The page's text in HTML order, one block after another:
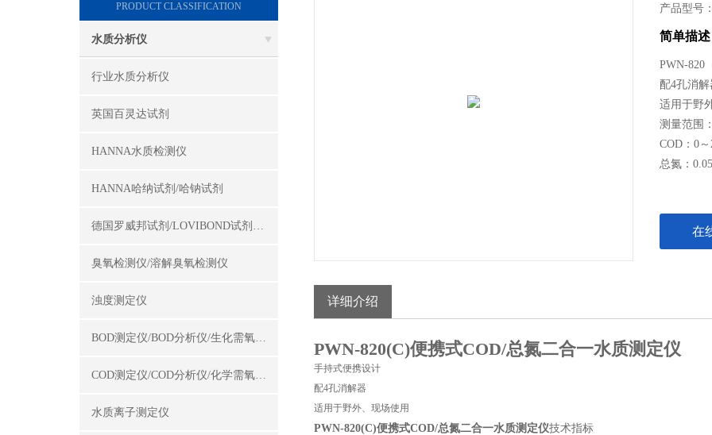
PRODUCT CLASSIFICATION
水质分析仪
行业水质分析仪
英国百灵达试剂
HANNA水质检测仪
HANNA哈纳试剂/哈钠试剂
德国罗威邦试剂/LOVIBOND试剂/罗威邦试剂
臭氧检测仪/溶解臭氧检测仪
浊度测定仪
BOD测定仪/BOD分析仪/生化需氧量测定仪
COD测定仪/COD分析仪/化学需氧量测定仪
水质离子测定仪
产品型号
简单描述
PWN-820
配4孔消解
适用于野
测量范围
COD：0
总氮：
在
详细介绍
PWN-820(C)便携式COD/总氮二合一水质测定仪
手持式便携设计
配4孔消解器
适用于野外、现场使用
PWN-820(C)便携式COD/总氮二合一水质测定仪技术指标